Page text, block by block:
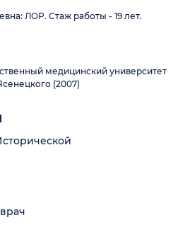
ЛОР. Стаж работы - 19 лет.
медицинский университет
(2007)